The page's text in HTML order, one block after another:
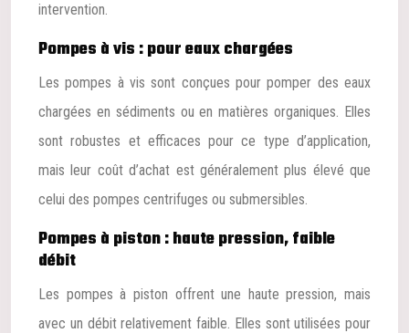
intervention.
Pompes à vis : pour eaux chargées
Les pompes à vis sont conçues pour pomper des eaux
chargées en sédiments ou en matières organiques. Elles
sont robustes et efficaces pour ce type d’application,
mais leur coût d’achat est généralement plus élevé que
celui des pompes centrifuges ou submersibles.
Pompes à piston : haute pression, faible
débit
Les pompes à piston offrent une haute pression, mais
avec un débit relativement faible. Elles sont utilisées pour